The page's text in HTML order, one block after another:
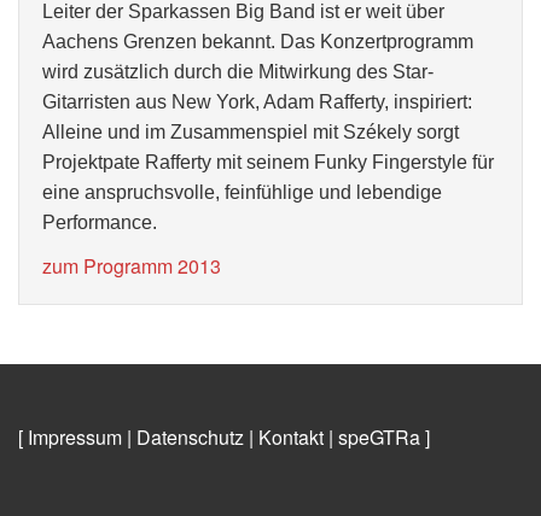
Leiter der Sparkassen Big Band ist er weit über
Aachens Grenzen bekannt. Das Konzertprogramm
wird zusätzlich durch die Mitwirkung des Star-
Gitarristen aus New York, Adam Rafferty, inspiriert:
Alleine und im Zusammenspiel mit Székely sorgt
Projektpate Rafferty mit seinem Funky Fingerstyle für
eine anspruchsvolle, feinfühlige und lebendige
Performance.
zum Programm 2013
[ Impressum | Datenschutz | Kontakt | speGTRa]